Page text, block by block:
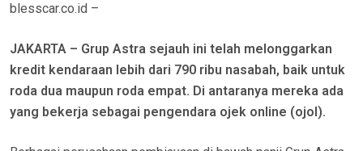
blesscar.co.id –
JAKARTA – Grup Astra sejauh ini telah melonggarkan
kredit kendaraan lebih dari 790 ribu nasabah, baik untuk
roda dua maupun roda empat. Di antaranya mereka ada
yang bekerja sebagai pengendara ojek online (ojol).